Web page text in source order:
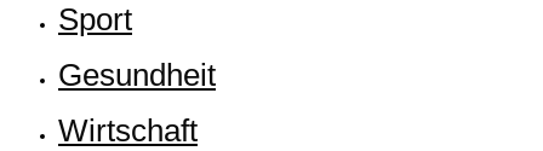
Sport
Gesund­heit
Wirt­schaft